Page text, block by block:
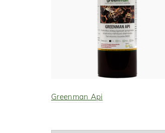
Greenman Api